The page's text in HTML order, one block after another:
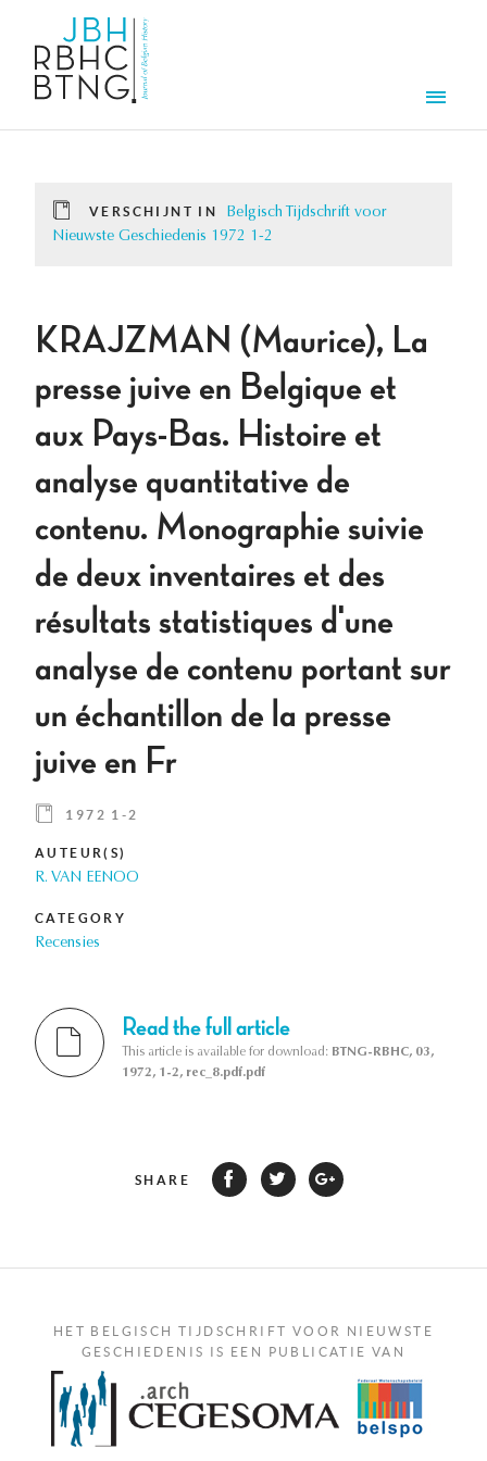
VERSCHIJNT IN
Belgisch Tijdschrift voor
Nieuwste Geschiedenis 1972 1-2
KRAJZMAN (Maurice), La
presse juive en Belgique et
aux Pays-Bas. Histoire et
analyse quantitative de
contenu. Monographie suivie
de deux inventaires et des
résultats statistiques d'une
analyse de contenu portant sur
un échantillon de la presse
juive en Fr
1972 1-2
AUTEUR(S)
R. VAN EENOO
CATEGORY
Recensies
Read the full article
This article is available for download: BTNG-RBHC, 03,
1972, 1-2, rec_8.pdf.pdf
SHARE
HET BELGISCH TIJDSCHRIFT VOOR NIEUWSTE
GESCHIEDENIS IS EEN PUBLICATIE VAN